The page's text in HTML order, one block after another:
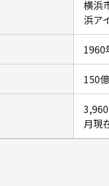
横浜
浜ア
1960
150
月現